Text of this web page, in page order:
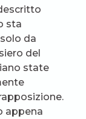
sta
da
del
state
appena